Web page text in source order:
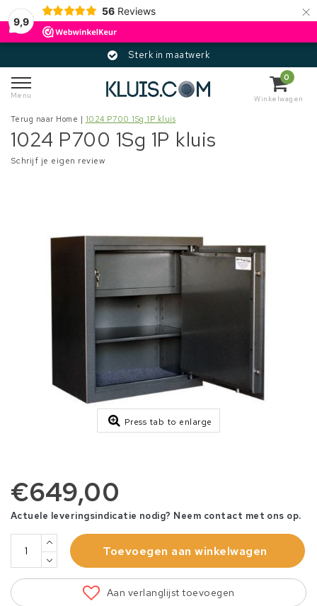
9,9
56 Reviews ×
Sterk in maatwerk
Menu
0
Winkelwagen
Terug naar Home | 1024 P700 1Sg 1P kluis
1024 P700 1Sg 1P kluis
Schrijf je eigen review
Press tab to enlarge
€649,00
Actuele leveringsindicatie nodig? Neem contact met ons op.
Toevoegen aan winkelwagen
Aan verlanglijst toevoegen